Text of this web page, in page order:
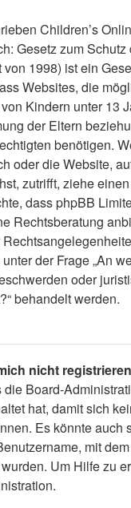
Children’s
Gesetz zum
1998) ist ein
Websites, die
Kindern unter 13
der Eltern
benötigen.
oder die Website,
zutrifft, ziehe
dass phpBB
Rechtsberatung
der Frage „An
oder
behandelt werden.
nicht
die Board-
hat, damit sich
Es könnte auch
mit
Um Hilfe zu